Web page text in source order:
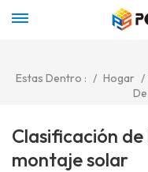
Estas Dentro : / Hogar /
Clasificación
montaje solar